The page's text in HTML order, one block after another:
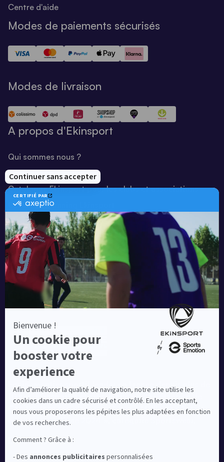
Centre d'aide
Modes de paiements sécurisés
Modes de livraison
A propos d'Ekinsport
Qui sommes nous ?
Notre savoir-faire
Catalogue Ekinsport pour les clubs et associations
Catalogue running Ekinsport
Blog
Une société de :
Equipementier sportif leader en France depuis plus de
10 ans, Ekinsport a été distingué par la rédaction de
Capital dans son classement des « Meilleurs sites de
commerce en ligne 2024 », catégorie Sportswear.
En savoir plus